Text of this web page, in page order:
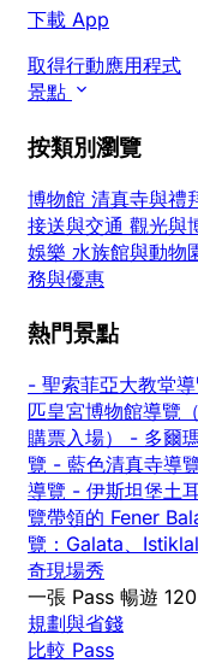
下載 App
取得行動應用程式
景點
按類別瀏覽
博物館 清真寺與禮
接送與交通 觀光與
娛樂 水族館與動物
務與優惠
熱門景點
- 聖索菲亞大教堂
匹皇宮博物館導覽
購票入場） - 多爾
覽 - 藍色清真寺導
導覽 - 伊斯坦堡土
覽帶領的 Fener
覽：Galata、
奇現場秀
一張 Pass 暢遊
規劃與省錢
比較 Pass